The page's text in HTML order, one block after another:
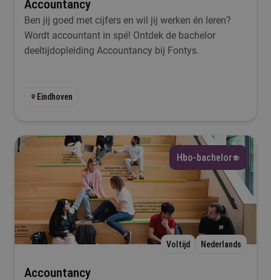
Accountancy
Ben jij goed met cijfers en wil jij werken én leren?
Wordt accountant in spé! Ontdek de bachelor
deeltijdopleiding Accountancy bij Fontys.
Eindhoven
Hbo-bachelor
Voltijd Nederlands
Accountancy